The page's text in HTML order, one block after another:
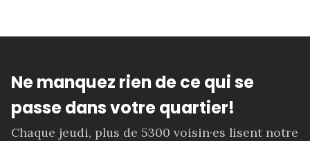
Ne manquez rien de ce qui se
passe dans votre quartier!
Chaque jeudi, plus de 5300 voisin·es lisent notre